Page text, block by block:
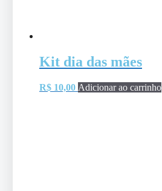
Kit dia das mães
R$10,00 Adicionar ao carrinho